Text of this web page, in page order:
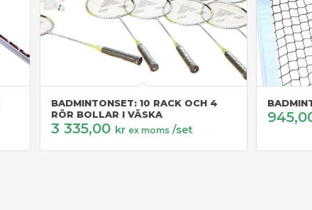
BADMINTONSET: 10 RACK OCH 4
RÖR BOLLAR I VÄSKA
3 335,00 kr ex moms /set